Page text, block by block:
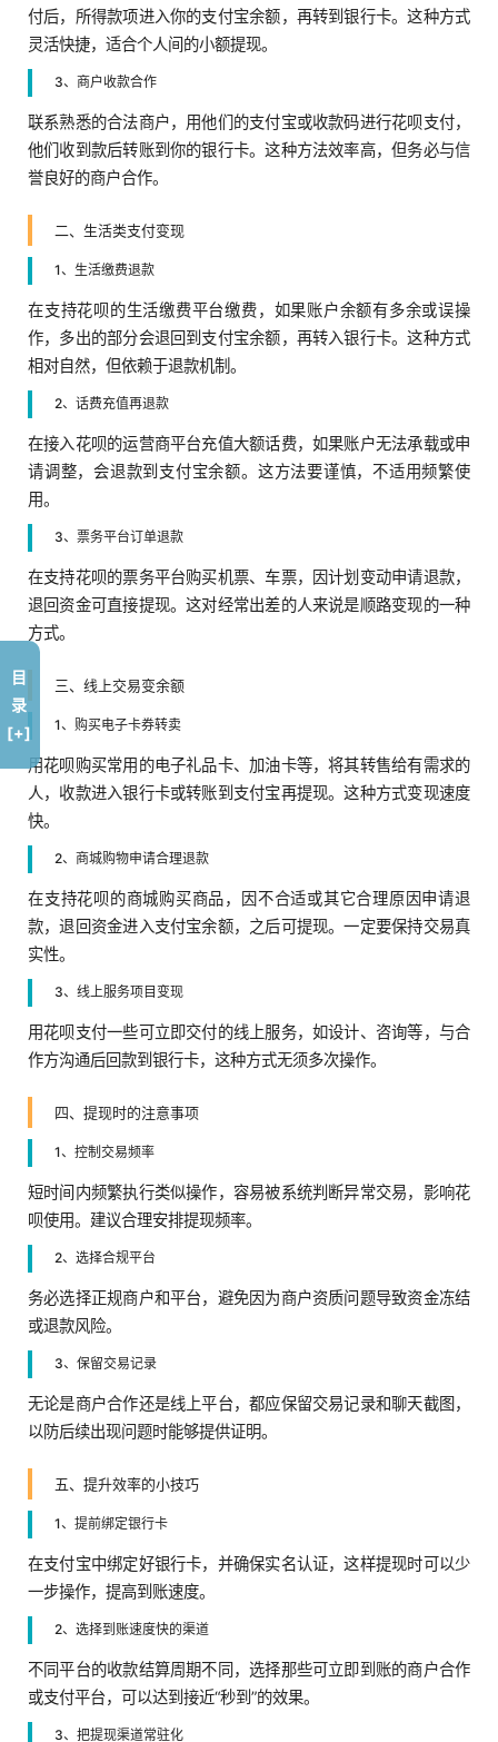
付后，所得款项进入你的支付宝余额，再转到银行卡。这种方式
灵活快捷，适合个人间的小额提现。
3、商户收款合作
联系熟悉的合法商户，用他们的支付宝或收款码进行花呗支付，
他们收到款后转账到你的银行卡。这种方法效率高，但务必与信
誉良好的商户合作。
二、生活类支付变现
1、生活缴费退款
在支持花呗的生活缴费平台缴费，如果账户余额有多余或误操
作，多出的部分会退回到支付宝余额，再转入银行卡。这种方式
相对自然，但依赖于退款机制。
2、话费充值再退款
在接入花呗的运营商平台充值大额话费，如果账户无法承载或申
请调整，会退款到支付宝余额。这方法要谨慎，不适用频繁使
用。
3、票务平台订单退款
在支持花呗的票务平台购买机票、车票，因计划变动申请退款，
退回资金可直接提现。这对经常出差的人来说是顺路变现的一种
方式。
三、线上交易变余额
1、购买电子卡券转卖
用花呗购买常用的电子礼品卡、加油卡等，将其转售给有需求的
人，收款进入银行卡或转账到支付宝再提现。这种方式变现速度
快。
2、商城购物申请合理退款
在支持花呗的商城购买商品，因不合适或其它合理原因申请退
款，退回资金进入支付宝余额，之后可提现。一定要保持交易真
实性。
3、线上服务项目变现
用花呗支付一些可立即交付的线上服务，如设计、咨询等，与合
作方沟通后回款到银行卡，这种方式无须多次操作。
四、提现时的注意事项
1、控制交易频率
短时间内频繁执行类似操作，容易被系统判断异常交易，影响花
呗使用。建议合理安排提现频率。
2、选择合规平台
务必选择正规商户和平台，避免因为商户资质问题导致资金冻结
或退款风险。
3、保留交易记录
无论是商户合作还是线上平台，都应保留交易记录和聊天截图，
以防后续出现问题时能够提供证明。
五、提升效率的小技巧
1、提前绑定银行卡
在支付宝中绑定好银行卡，并确保实名认证，这样提现时可以少
一步操作，提高到账速度。
2、选择到账速度快的渠道
不同平台的收款结算周期不同，选择那些可立即到账的商户合作
或支付平台，可以达到接近“秒到”的效果。
3、把提现渠道常驻化
目
录
[+]